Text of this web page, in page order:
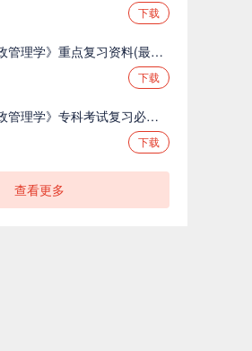
下载
自考00277《行政管理学》重点复习资料(最新整理).pdf.pdf
下载
自考00277《行政管理学》专科考试复习必备.pdf.pdf
下载
查看更多